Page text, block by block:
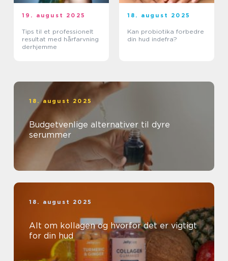
19. august 2025
Tips til et professionelt
resultat med hårfarvning
derhjemme
18. august 2025
Kan probiotika forbedre
din hud indefra?
18. august 2025
Budgetvenlige alternativer til dyre
serummer
18. august 2025
Alt om kollagen og hvorfor det er vigtigt
for din hud